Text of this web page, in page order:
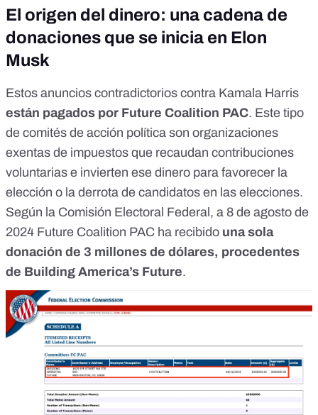
El origen del dinero: una cadena de
donaciones que se inicia en Elon
Musk
Estos anuncios contradictorios contra Kamala Harris
están pagados por Future Coalition PAC. Este tipo
de comités de acción política son organizaciones
exentas de impuestos que recaudan contribuciones
voluntarias e invierten ese dinero para favorecer la
elección o la derrota de candidatos en las elecciones.
Según la Comisión Electoral Federal, a 8 de agosto de
2024 Future Coalition PAC ha recibido una sola
donación de 3 millones de dólares, procedentes
de Building America’s Future.